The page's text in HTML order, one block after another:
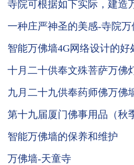
寺院可根据如下实际，建造
一种庄严神圣的美感-寺院万
智能万佛墙4G网络设计的好
十月二十供奉文殊菩萨万佛
九月二十九供奉药师佛万佛
第十九届厦门佛事用品（秋
智能万佛墙的保养和维护
万佛墙-天童寺